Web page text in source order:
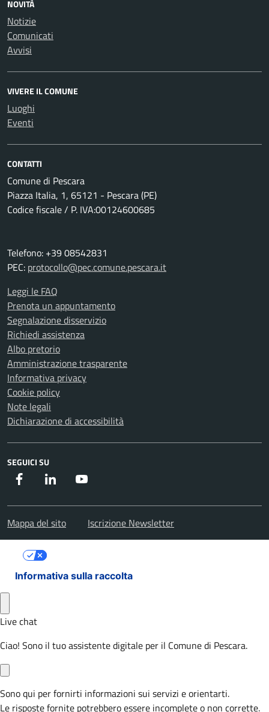
NOVITÀ
Notizie
Comunicati
Avvisi
VIVERE IL COMUNE
Luoghi
Eventi
CONTATTI
Comune di Pescara
Piazza Italia, 1, 65121 - Pescara (PE)
Codice fiscale / P. IVA:00124600685
Telefono: +39 08542831
PEC: protocollo@pec.comune.pescara.it
Leggi le FAQ
Prenota un appuntamento
Segnalazione disservizio
Richiedi assistenza
Albo pretorio
Amministrazione trasparente
Informativa privacy
Cookie policy
Note legali
Dichiarazione di accessibilità
SEGUICI SU
Facebook Instagram
Mappa del sito Iscrizione Newsletter
Informativa sulla raccolta
Le tue preferenze relative alla privacy